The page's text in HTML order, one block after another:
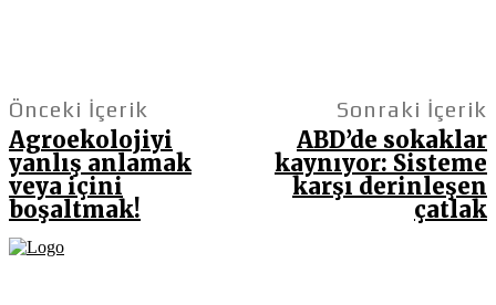
Önceki İçerik
Agroekolojiyi
yanlış anlamak
veya içini
boşaltmak!
Sonraki İçerik
ABD’de sokaklar
kaynıyor: Sisteme
karşı derinleşen
çatlak